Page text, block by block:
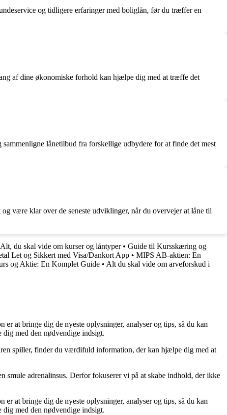
og tidligere erfaringer med boliglån, før du træffer en
af dine økonomiske forhold kan hjælpe dig med at træffe det
lånetilbud fra forskellige udbydere for at finde det mest
være klar over de seneste udviklinger, når du overvejer at låne til
du skal vide om kurser og låntyper• Guide til Kursskæring og
Let og Sikkert med Visa/Dankort App • MIPS AB-aktien: En
og Aktie: En Komplet Guide • Alt du skal vide om arveforskud i
at bringe dig de nyeste oplysninger, analyser og tips, så du kan
med den nødvendige indsigt.
spiller, finder du værdifuld information, der kan hjælpe dig med at
adrenalinsus. Derfor fokuserer vi på at skabe indhold, der ikke
at bringe dig de nyeste oplysninger, analyser og tips, så du kan
med den nødvendige indsigt.